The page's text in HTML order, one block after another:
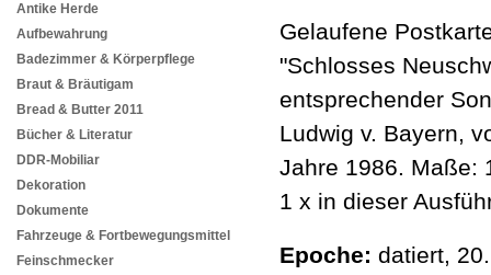
Antike Herde
Aufbewahrung
Badezimmer & Körperpflege
Braut & Bräutigam
Bread & Butter 2011
Bücher & Literatur
DDR-Mobiliar
Dekoration
Dokumente
Fahrzeuge & Fortbewegungsmittel
Feinschmecker
Gelaufene
"Schlosses
entsprechender
Ludwig v. Bayern,
Jahre 1986. Maße:
1 x in dieser
Epoche: datiert,